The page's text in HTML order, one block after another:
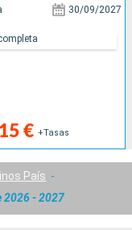
30/09/2027
€ +Tasas
País
2026 - 2027